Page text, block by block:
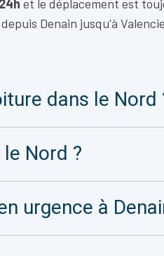
et le déplacement est
Denain jusqu'à
dans le Nord
Nord ?
urgence à